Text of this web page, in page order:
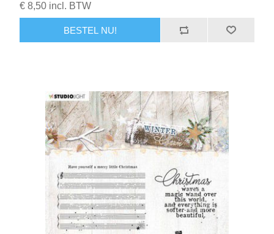
€ 8,50 incl. BTW
BESTEL NU!